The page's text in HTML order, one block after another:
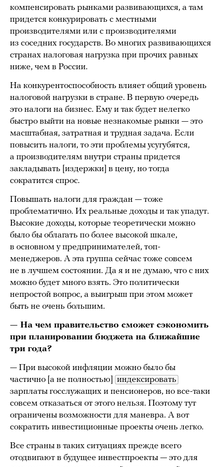
компенсировать рынками развивающихся, а там
придется конкурировать с местными
производителями или с производителями
из соседних государств. Во многих развивающихся
странах налоговая нагрузка при прочих равных
ниже, чем в России.
На конкурентоспособность влияет общий уровень
налоговой нагрузки в стране. В первую очередь
это налоги на бизнес. Ему и так будет нелегко
быстро выйти на новые незнакомые рынки — это
масштабная, затратная и трудная задача. Если
повысить налоги, то эти проблемы усугубятся,
а производителям внутри страны придется
закладывать [издержки] в цену, но тогда
сократится спрос.
Повышать налоги для граждан — тоже
проблематично. Их реальные доходы и так упадут.
Высокие доходы, которые теоретически можно
было бы облагать по более высокой шкале,
в основном у предпринимателей, топ-
менеджеров. А эта группа сейчас тоже совсем
не в лучшем состоянии. Да я и не думаю, что с них
можно будет много взять. Это политически
непростой вопрос, а выигрыш при этом может
быть не очень большим.
— На чем правительство сможет сэкономить
при планировании бюджета на ближайшие
три года?
— При высокой инфляции можно было бы
частично [а не полностью]
индексировать
зарплаты госслужащих и пенсионеров, но все-таки
совсем отказаться от этого нельзя. Поэтому тут
ограничены возможности для маневра. А вот
сократить инвестиционные проекты очень легко.
Все страны в таких ситуациях прежде всего
отодвигают в будущее инвестпроекты — это для